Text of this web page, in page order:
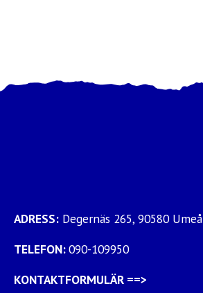
ADRESS: Degernäs 265, 90580 Umeå
TELEFON:090-109950
KONTAKTFORMULÄR ==>